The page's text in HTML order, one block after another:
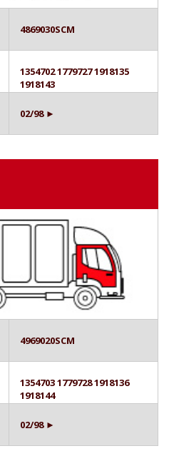
4869030SCM
1354702 1779727 1918135
1918143
02/98 ►
4969020SCM
1354703 1779728 1918136
1918144
02/98 ►